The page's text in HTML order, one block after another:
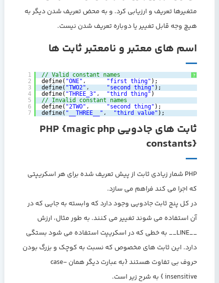
متغیرها تعریف و ارزیابی کرد. و به محض تعریف شدن دیگر به
هیچ وجه قابل تغییر یا دوباره تعریف شدن نیست.
اسم های معتبر و نامعتبر ثابت ها
?
1
2
3
4
5
6
7
// Valid constant names
define( "ONE" ، "first thing" );
define( "TWO2" ، "second thing" );
define( "THREE_3" ، "third thing" )
// Invalid constant names
define( "2TWO" ، "second thing" );
define( "__THREE__" ، "third value" );
ثابت های جادویی PHP {magic php
constants}
PHP شمار زیادی ثابت از پیش تعریف شده برای هر اسکریپتی
که اجرا می کند فراهم می سازد.
در کل پنج ثابت جادویی وجود دارد که وابسته به جایی که در
آن استفاده می شوند تغییر می کنند. به طور مثال، ارزش
__LINE__ به خطی که در اسکریپت استفاده می شود بستگی
دارد. این ثابت های مخصوص که نسبت به کوچک و بزرگ بودن
حروف بی تفاوت هستند {به عبارت دیگر همان case-
insensitive } به شرح زیر است.